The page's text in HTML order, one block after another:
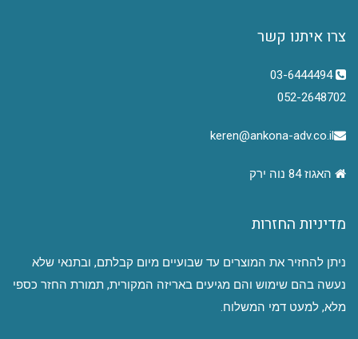
צרו איתנו קשר
03-6444494
052-2648702
keren@ankona-adv.co.il
האגוז 84 נוה ירק
מדיניות החזרות
ניתן להחזיר את המוצרים עד שבועיים מיום קבלתם, ובתנאי שלא
נעשה בהם שימוש והם מגיעים באריזה המקורית, תמורת החזר כספי
מלא, למעט דמי המשלוח.